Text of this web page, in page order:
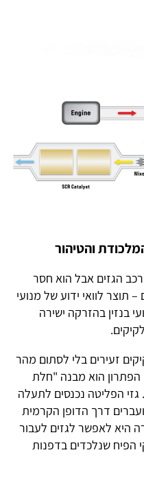
הגזים אבל הוא חסר
תוצר לוואי ידוע של מנועי
בנזין בהזרקה ישירה
זעירים בלי לסתום מהר
הוא מבנה "חלת
הפליטה נכנסים לתעלה
דרך הדופן הקרמית
היא לאפשר לגזים לעבור
הפיח שנלכדים בדפנות